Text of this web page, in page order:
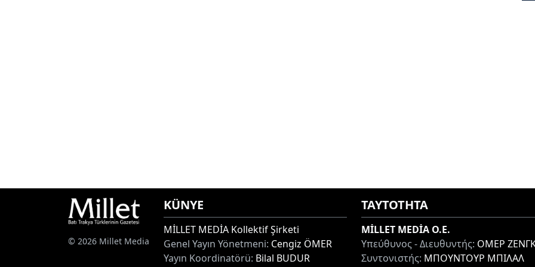
© 2026 Millet Media
KÜNYE
MİLLET MEDİA Kollektif Şirketi
Genel Yayın Yönetmeni: Cengiz ÖMER
Yayın Koordinatörü: Bilal BUDUR
ΤΑΥΤΟΤΗΤΑ
MİLLET MEDİA O.E.
Υπεύθυνος - Διευθυντής: ΟΜΕΡ
Συντονιστής: ΜΠΟΥΝΤΟΥΡ ΜΠΙΛΑΛ